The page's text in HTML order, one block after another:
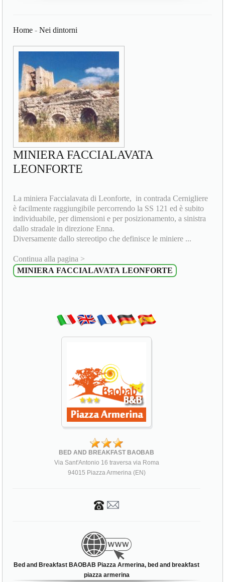
Home -Nei dintorni
MINIERA FACCIALAVATA
LEONFORTE
La miniera Faccialavata di Leonforte, in contrada Cernigliere
è facilmente raggiungibile percorrendo la SS 121 ed è subito
individuabile, per dimensioni e per posizionamento, a sinistra
dallo stradale in direzione Enna.
Diversamente dallo stereotipo che definisce le miniere ...
Continua alla pagina >
MINIERA FACCIALAVATA LEONFORTE
BED AND BREAKFAST BAOBAB
Via Sant'Antonio 16 traversa via Roma
94015 Piazza Armerina (EN)
Bed and Breakfast BAOBAB Piazza Armerina, bed and breakfast
piazza armerina